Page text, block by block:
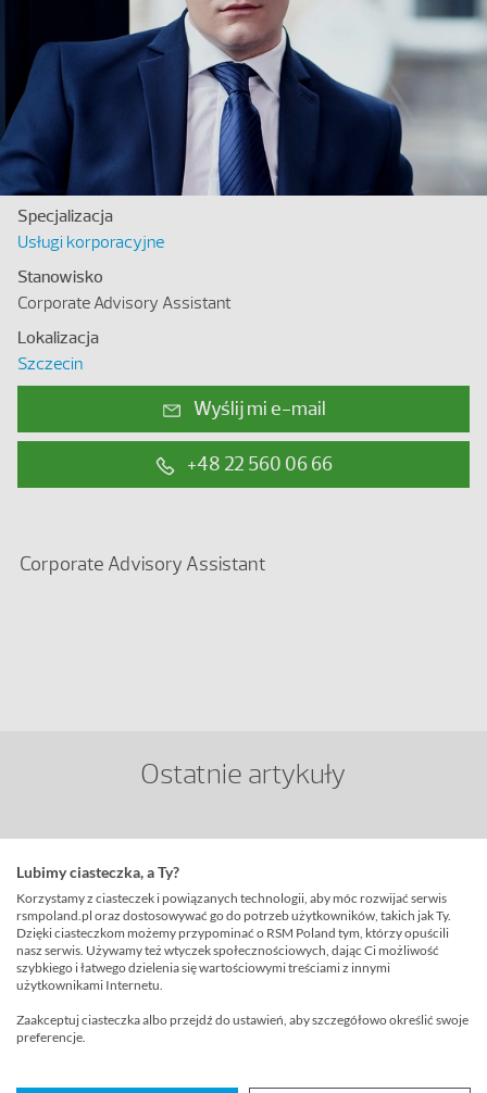
Corporate Advisory Assistant
Specjalizacja
Usługi korporacyjne
Stanowisko
Corporate Advisory Assistant
Lokalizacja
Szczecin
Wyślij mi e-mail
+48 22 560 06 66
Ostatnie artykuły
Przedstawicielstwo firmy zagranicznej w Polsce:
wszystko, co musisz wiedzieć o przepisach i
procedurach
Czytaj więcej>
Czytaj więcej>
Lubimy ciasteczka, a Ty?
Korzystamy z ciasteczek i powiązanych technologii, aby móc rozwijać serwis
rsmpoland.pl oraz dostosowywać go do potrzeb użytkowników, takich jak Ty.
Dzięki ciasteczkom możemy przypominać o RSM Poland tym, którzy opuścili
nasz serwis. Używamy też wtyczek społecznościowych, dając Ci możliwość
szybkiego i łatwego dzielenia się wartościowymi treściami z innymi
użytkownikami Internetu.
Zaakceptuj ciasteczka albo przejdź do ustawień, aby szczegółowo określić swoje
preferencje.